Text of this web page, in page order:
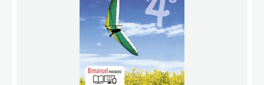
Voir la démo
Manuel complet